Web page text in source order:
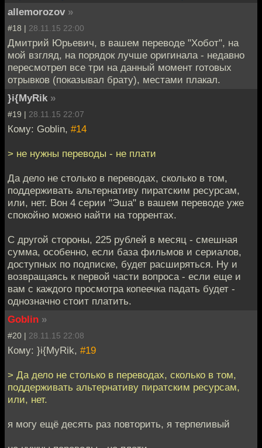
allemorozov »
#18 | 28.11.15 22:00
Дмитрий Юрьевич, в вашем переводе "Хобот", на
мой взгляд, на порядок лучше оригинала - недавно
пересмотрел все три на данный момент готовых
отрывков (показывал брату), местами плакал.
}i{MyRik »
#19 | 28.11.15 22:07
Кому: Goblin, #14
> не нужны переводы - не плати
Да дело не столько в переводах, сколько в том,
поддерживать альтернативу пиратским ресурсам,
или, нет. Вон 4 серии "Эша" в вашем переводе уже
спокойно можно найти на торрентах.
С другой стороны, 225 рублей в месяц - смешная
сумма, особенно, если база фильмов и сериалов,
доступных по подписке, будет расширяться. Ну и
возвращаясь к первой части вопроса - если еще и
вам с каждого просмотра копеечка падать будет -
однозначно стоит платить.
Goblin »
#20 | 28.11.15 22:08
Кому: }i{MyRik, #19
> Да дело не столько в переводах, сколько в том,
поддерживать альтернативу пиратским ресурсам,
или, нет.
я могу ещё десять раз повторить, я терпеливый